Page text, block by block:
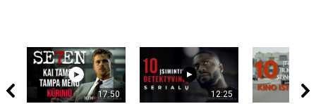
17:50 12:25